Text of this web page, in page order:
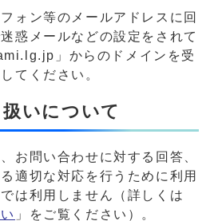
ォン等のメールアドレスに回
惑メールなどの設定をされて
」からのドメインを受
てください。
いについて
お問い合わせに対する回答、
適切な対応を行うために利用
は利用しません（詳しくは
」をご覧ください）。